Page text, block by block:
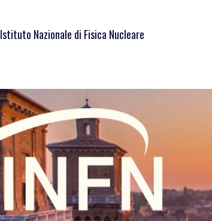
Istituto Nazionale di Fisica Nucleare